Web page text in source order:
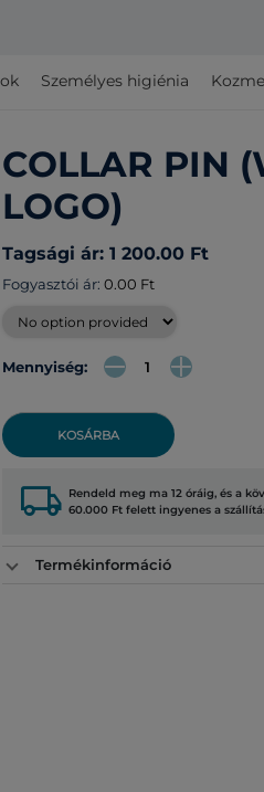
Személyes higiénia
COLLAR PIN
LOGO)
Tagsági ár: 1 200.00 Ft
Fogyasztói ár: 0.00 Ft
Mennyiség:
KOSÁRBA
local_shipping Rendeld meg ma 12 óráig, és a
60.000 Ft felett ingyenes a
Termékinformáció